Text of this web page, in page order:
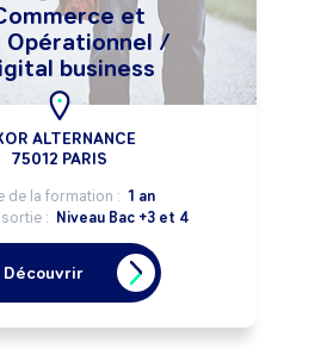
et
Opérationnel /
business
ALTERNANCE
75012 PARIS
de la formation : 1 an
: Niveau Bac +3 et 4
Découvrir